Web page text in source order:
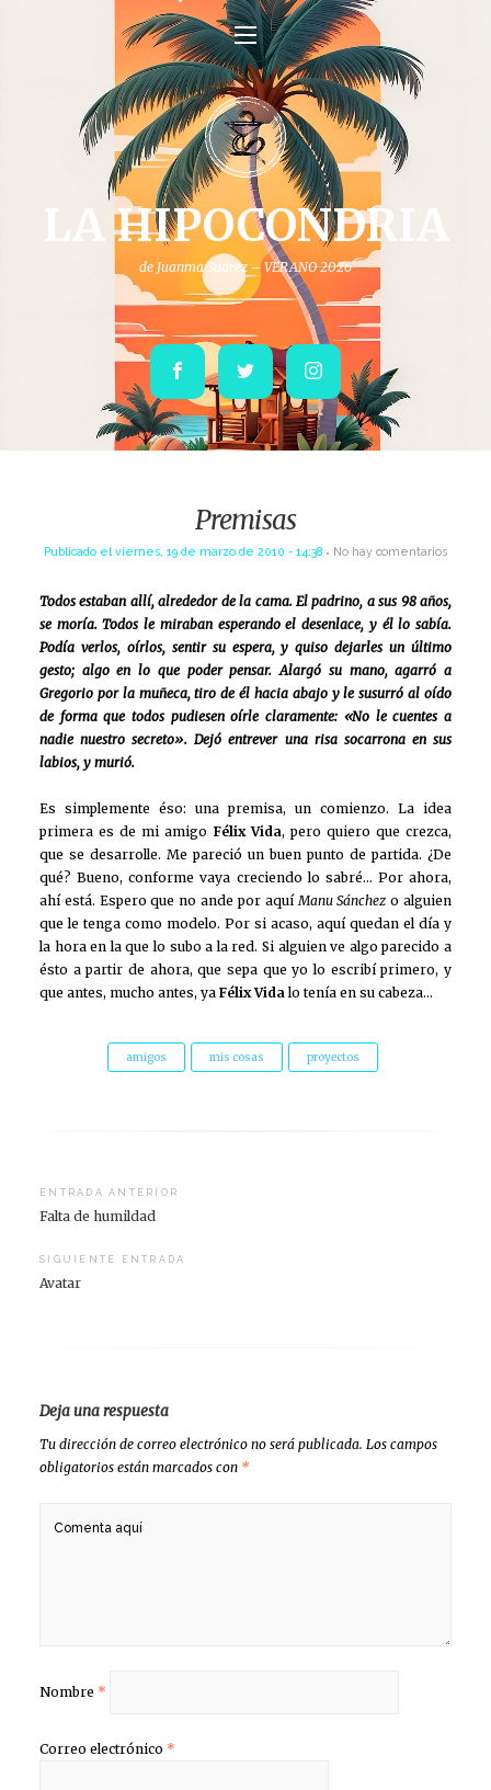
LA HIPOCONDRIA
de Juanma Suárez – VERANO 2026
Facebook Twitter Instagram
Premisas
Publicado el viernes, 19 de marzo de 2010 - 14:38 No hay comentarios
Todos estaban allí, alrededor de la cama. El padrino, a sus 98 años,
se moría. Todos le miraban esperando el desenlace, y él lo sabía.
Podía verlos, oírlos, sentir su espera, y quiso dejarles un último
gesto; algo en lo que poder pensar. Alargó su mano, agarró a
Gregorio por la muñeca, tiro de él hacia abajo y le susurró al oído
de forma que todos pudiesen oírle claramente: «No le cuentes a
nadie nuestro secreto». Dejó entrever una risa socarrona en sus
labios, y murió.
Es simplemente éso: una premisa, un comienzo. La idea
primera es de mi amigo Félix Vida, pero quiero que crezca,
que se desarrolle. Me pareció un buen punto de partida. ¿De
qué? Bueno, conforme vaya creciendo lo sabré… Por ahora,
ahí está. Espero que no ande por aquíManu Sánchez o alguien
que le tenga como modelo. Por si acaso, aquí quedan el día y
la hora en la que lo subo a la red. Si alguien ve algo parecido a
ésto a partir de ahora, que sepa que yo lo escribí primero, y
que antes, mucho antes, ya Félix Vidalo tenía en su cabeza…
amigos mis cosas proyectos
Navegación
de
entradas
ENTRADA ANTERIOR
Falta de humildad
SIGUIENTE ENTRADA
Avatar
Deja una respuesta
Tu dirección de correo electrónico no será publicada. Los campos
obligatorios están marcados con *
Nombre *
Correo electrónico *